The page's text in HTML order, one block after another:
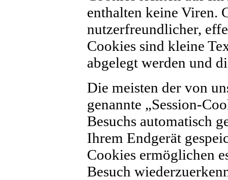
enthalten keine Viren.
nutzerfreundlicher,
Cookies sind kleine
abgelegt werden und
Die meisten der von
genannte „Session-
Besuchs automatisch
Ihrem Endgerät
Cookies ermöglichen
Besuch